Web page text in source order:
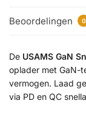
Beoordelingen 0
De USAMS GaN
oplader met GaN-
vermogen. Laad
via PD en QC